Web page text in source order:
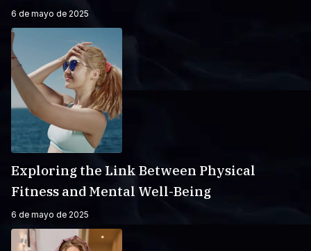
6 de mayo de 2025
Exploring the Link Between Physical
Fitness and Mental Well-Being
6 de mayo de 2025